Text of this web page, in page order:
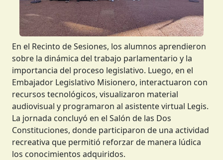
En el Recinto de Sesiones, los alumnos aprendieron
sobre la dinámica del trabajo parlamentario y la
importancia del proceso legislativo. Luego, en el
Embajador Legislativo Misionero, interactuaron con
recursos tecnológicos, visualizaron material
audiovisual y programaron al asistente virtual Legis.
La jornada concluyó en el Salón de las Dos
Constituciones, donde participaron de una actividad
recreativa que permitió reforzar de manera lúdica
los conocimientos adquiridos.